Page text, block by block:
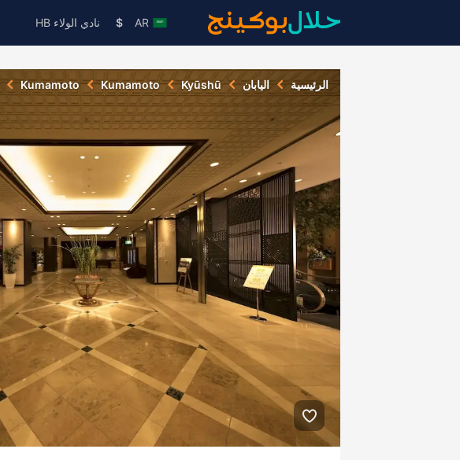
AR
$ نادي الولاء HB
الرئيسية اليابان Kyūshū
Kumamoto
Kumamoto